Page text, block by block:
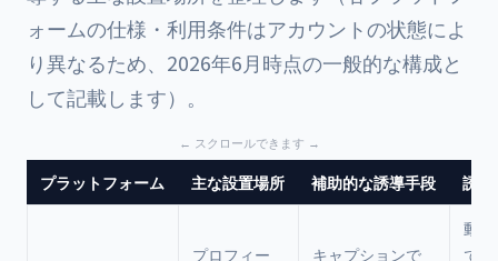
ォームの仕様・利用条件はアカウントの状態によ
り異なるため、2026年6月時点の一般的な構成と
して記載します）。
プラットフォーム 主な設置場所 補助的な誘導手段 誘導
プロフィー
キャプションで
動
で